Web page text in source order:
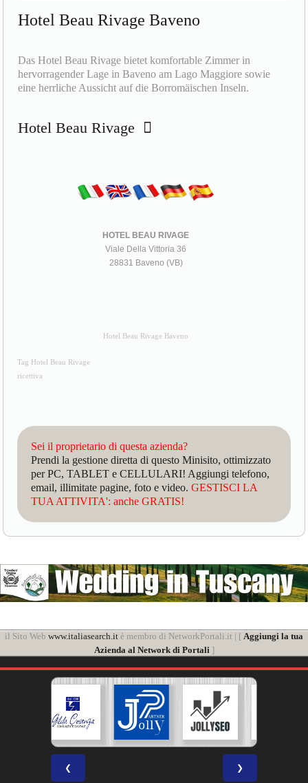
Hotel Beau Rivage Baveno
Das Hotel Beau Rivage bietet komfortable Zimmer in
hervorragender Lage in Baveno am Lago Maggiore sowie
eine herrliche Aussicht auf die Borromäischen Inseln.
Hotel Beau Rivage
HOTEL BEAU RIVAGE
Viale Della Vittoria 36
28831 Baveno (VB)
Hotel Beau Rivage Baveno
Tag Hotel Beau Rivage
ricettiva
Sei il proprietario di questa azienda?
Prendi la gestione diretta di questo Minisito, ottimizzato
per PC, TABLET e CELLULARI! Aggiungi telefono,
email, illimitate pagine, foto e video.GESTISCI LA
TUA ATTIVITA': anche GRATIS!
il Sito Web www.italiasearch.it è membro di NetworkPortali.it | [ Aggiungi la tua
Azienda al Network di Portali]
❮ ❯